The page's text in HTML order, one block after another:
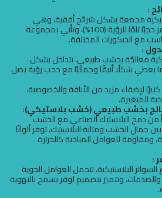
:
مجمعة بشكل شرائح أفقية، وهي
متناسقة الشكل وتوفر حجبًا تامًا للرؤية (100%)، وتأتي بمجموعة
مع الديكورات المختلفة.
:
معالجّة بخشب طبيعي، تتداخل بشكل
شكلًا أنيقًا وجماليًا مع حجب رؤية يصل
لإضفاء مزيد من الأناقة والخصوصية،
المتغيرة.
بخشب طبيعي (خشب بلاستيكي):
دمج البلاستيك الصناعي مع الخشب
جمال الخشب ومتانة البلاستيك، توفر ألوانًا
ومقاومة للعوامل المناخية كالحرارة
البلاستيكية، تتحمل العوامل الجوية
وتتميز بتصميم لوفر يسمح بالتهوية